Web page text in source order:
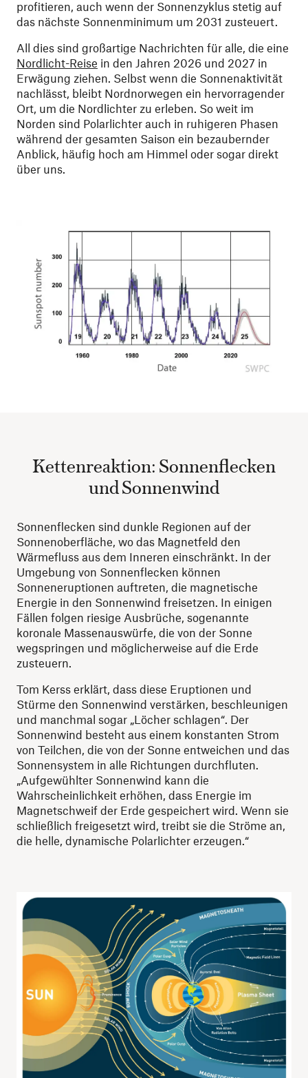
profitieren, auch wenn der Sonnenzyklus stetig auf
das nächste Sonnenminimum um 2031 zusteuert.
All dies sind großartige Nachrichten für alle, die eine
Nordlicht-Reise in den Jahren 2026 und 2027 in
Erwägung ziehen. Selbst wenn die Sonnenaktivität
nachlässt, bleibt Nordnorwegen ein hervorragender
Ort, um die Nordlichter zu erleben. So weit im
Norden sind Polarlichter auch in ruhigeren Phasen
während der gesamten Saison ein bezaubernder
Anblick, häufig hoch am Himmel oder sogar direkt
über uns.
Kettenreaktion: Sonnenflecken
und Sonnenwind
Sonnenflecken sind dunkle Regionen auf der
Sonnenoberfläche, wo das Magnetfeld den
Wärmefluss aus dem Inneren einschränkt. In der
Umgebung von Sonnenflecken können
Sonneneruptionen auftreten, die magnetische
Energie in den Sonnenwind freisetzen. In einigen
Fällen folgen riesige Ausbrüche, sogenannte
koronale Massenauswürfe, die von der Sonne
wegspringen und möglicherweise auf die Erde
zusteuern.
Tom Kerss erklärt, dass diese Eruptionen und
Stürme den Sonnenwind verstärken, beschleunigen
und manchmal sogar „Löcher schlagen“. Der
Sonnenwind besteht aus einem konstanten Strom
von Teilchen, die von der Sonne entweichen und das
Sonnensystem in alle Richtungen durchfluten.
„Aufgewühlter Sonnenwind kann die
Wahrscheinlichkeit erhöhen, dass Energie im
Magnetschweif der Erde gespeichert wird. Wenn sie
schließlich freigesetzt wird, treibt sie die Ströme an,
die helle, dynamische Polarlichter erzeugen.“